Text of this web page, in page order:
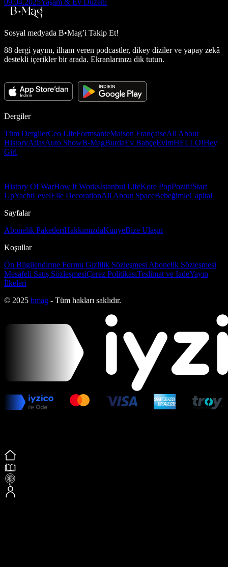
Sosyal medyada B•Mag’i Takip Et!
88 dergi yayını, ilham veren podcastler, dikey diziler ve yapay zekâ
destekli içerikler bir arada. Ekranlarınızı dik tutun.
Dergiler
Tüm DergilerCeo LifeFormsanteMaison FrançaiseAll About
HistoryAtlasAuto ShowB-MagBurdaEv BahçeEvimHELLO!Hey
Girl
History Of WarHow It Worksİstanbul LifeKore PopPozitifStart
UpYachtLevelElle DecorationAll About SpaceBebeğimleCapital
Sayfalar
Abonelik PaketleriHakkımızdaKünyeBize Ulaşın
Koşullar
Ön Bilgilendirme Formu Gizlilik Sözleşmesi Abonelik Sözleşmesi
Mesafeli Satış SözleşmesiÇerez PolitikasıTeslimat ve İadeYayın
İlkeleri
© 2025 bmag - Tüm hakları saklıdır.